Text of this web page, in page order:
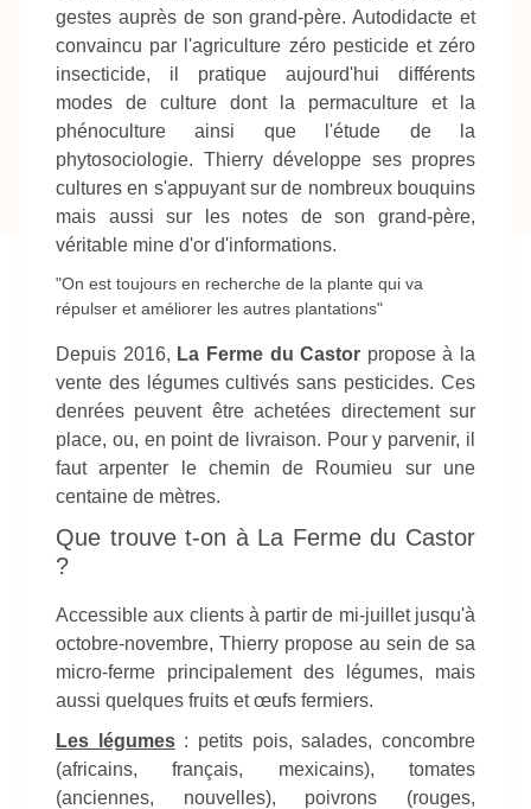
gestes auprès de son grand-père. Autodidacte et
convaincu par l'agriculture zéro pesticide et zéro
insecticide, il pratique aujourd'hui différents
modes de culture dont la permaculture et la
phénoculture ainsi que l'étude de la
phytosociologie. Thierry développe ses propres
cultures en s'appuyant sur de nombreux bouquins
mais aussi sur les notes de son grand-père,
véritable mine d'or d'informations.
"On est toujours en recherche de la plante qui va
répulser et améliorer les autres plantations"
Depuis 2016, La Ferme du Castor propose à la
vente des légumes cultivés sans pesticides. Ces
denrées peuvent être achetées directement sur
place, ou, en point de livraison. Pour y parvenir, il
faut arpenter le chemin de Roumieu sur une
centaine de mètres.
Que trouve t-on à La Ferme du Castor
?
Accessible aux clients à partir de mi-juillet jusqu'à
octobre-novembre, Thierry propose au sein de sa
micro-ferme principalement des légumes, mais
aussi quelques fruits et œufs fermiers.
Les légumes: petits pois, salades, concombre
(africains, français, mexicains), tomates
(anciennes, nouvelles), poivrons (rouges,